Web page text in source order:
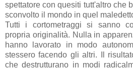
spettatore con quesiti tutt'altro che
sconvolto il mondo in quel
Tutti i cortometraggi si sanno
propria originalità. Nulla in
hanno lavorato in modo
stessero facendo gli altri. Il
che destrutturano in modi